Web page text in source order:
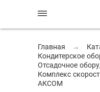
Главная →
Кондитерское
Отсадочное
Комплекс
АКСОМ